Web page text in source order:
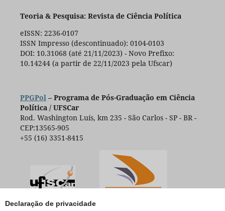
Declaração de privacidade
Teoria & Pesquisa: Revista de Ciência Política
eISSN: 2236-0107
ISSN Impresso (descontinuado): 0104-0103
DOI: 10.31068 (até 21/11/2023) - Novo Prefixo:
10.14244 (a partir de 22/11/2023 pela Ufscar)
PPGPol – Programa de Pós-Graduação em Ciência
Política / UFSCar
Rod. Washington Luís, km 235 - São Carlos - SP - BR -
CEP:13565-905
+55 (16) 3351-8415